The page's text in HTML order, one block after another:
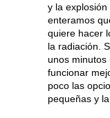
y la
enteramos
quiere hacer
la radiación.
unos minutos
funcionar
poco las
pequeñas y